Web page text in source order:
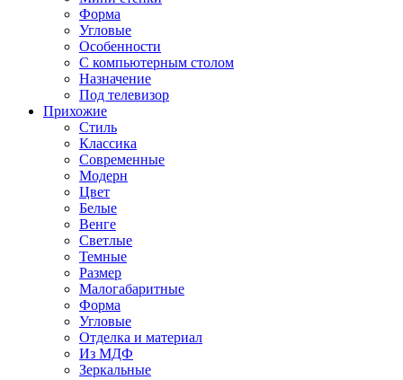
Форма
Угловые
Особенности
С компьютерным столом
Назначение
Под телевизор
Прихожие
Стиль
Классика
Современные
Модерн
Цвет
Белые
Венге
Светлые
Темные
Размер
Малогабаритные
Форма
Угловые
Отделка и материал
Из МДФ
Зеркальные